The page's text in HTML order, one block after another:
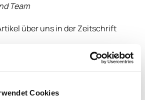
Cookies
Team
über uns in der Zeitschrift